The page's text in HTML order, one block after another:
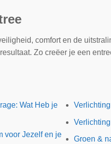
comfort en de
Zo creëer je een
Wat Heb je
voor Jezelf en je
Groen &